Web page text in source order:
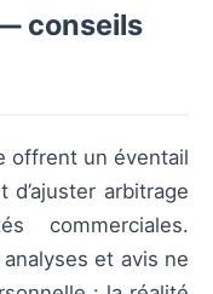
conseils
offrent un éventail
d’ajuster arbitrage
commerciales.
et avis ne